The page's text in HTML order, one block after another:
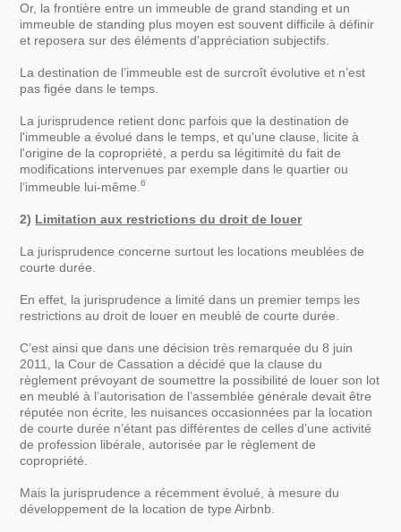
Or, la frontière entre un immeuble de grand standing et un
immeuble de standing plus moyen est souvent difficile à définir
et reposera sur des éléments d'appréciation subjectifs.
La destination de l’immeuble est de surcroît évolutive et n’est
pas figée dans le temps.
La jurisprudence retient donc parfois que la destination de
l'immeuble a évolué dans le temps, et qu'une clause, licite à
l'origine de la copropriété, a perdu sa légitimité du fait de
modifications intervenues par exemple dans le quartier ou
l’immeuble lui-même.6
2) Limitation aux restrictions du droit de louer
La jurisprudence concerne surtout les locations meublées de
courte durée.
En effet, la jurisprudence a limité dans un premier temps les
restrictions au droit de louer en meublé de courte durée.
C’est ainsi que dans une décision très remarquée du 8 juin
2011, la Cour de Cassation a décidé que la clause du
règlement prévoyant de soumettre la possibilité de louer son lot
en meublé à l’autorisation de l’assemblée générale devait être
réputée non écrite, les nuisances occasionnées par la location
de courte durée n’étant pas différentes de celles d’une activité
de profession libérale, autorisée par le règlement de
copropriété.
Mais la jurisprudence a récemment évolué, à mesure du
développement de la location de type Airbnb.